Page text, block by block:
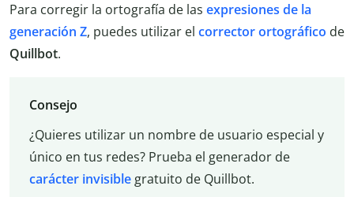
Para corregir la ortografía de las expresiones de la
generación Z, puedes utilizar el corrector ortográfico de
Quillbot.
Consejo
¿Quieres utilizar un nombre de usuario especial y
único en tus redes? Prueba el generador de
carácter invisiblegratuito de Quillbot.